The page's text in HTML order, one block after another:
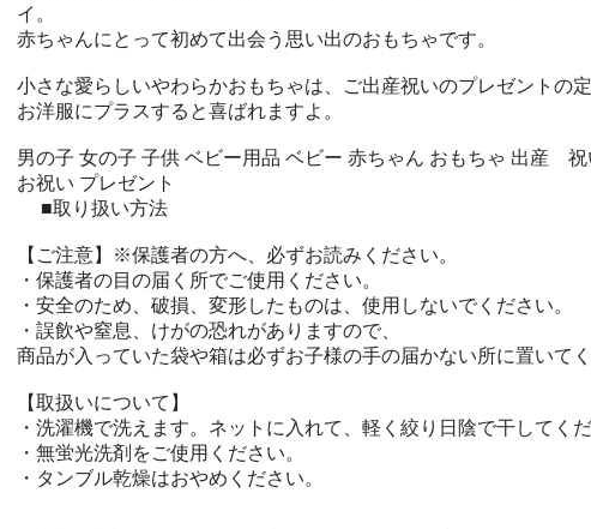
イ。
赤ちゃんにとって初めて出会う思い出のおもちゃです。
小さな愛らしいやわらかおもちゃは、ご出産祝いのプレゼントの定
お洋服にプラスすると喜ばれますよ。
男の子 女の子 子供 ベビー用品 ベビー 赤ちゃん おもちゃ 出産 祝
お祝い プレゼント
■取り扱い方法
【ご注意】※保護者の方へ、必ずお読みください。
・保護者の目の届く所でご使用ください。
・安全のため、破損、変形したものは、使用しないでください。
・誤飲や窒息、けがの恐れがありますので、
商品が入っていた袋や箱は必ずお子様の手の届かない所に置いてく
【取扱いについて】
・洗濯機で洗えます。ネットに入れて、軽く絞り日陰で干してくだ
・無蛍光洗剤をご使用ください。
・タンブル乾燥はおやめください。